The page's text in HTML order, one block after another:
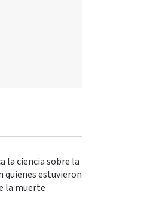
la ciencia sobre la
quienes estuvieron
la muerte